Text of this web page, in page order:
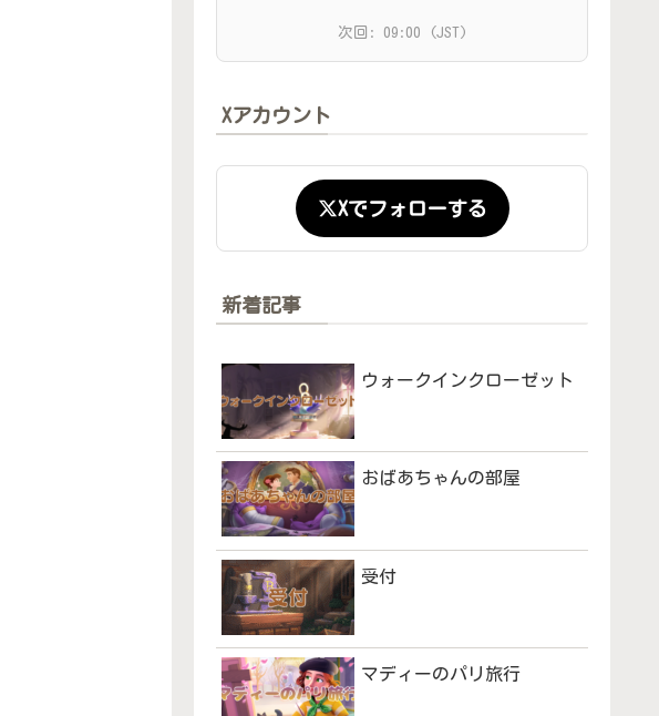
次回: 09:00 (JST)
Xアカウント
Xでフォローする
新着記事
ウォークインクローゼット
おばあちゃんの部屋
受付
マディーのパリ旅行